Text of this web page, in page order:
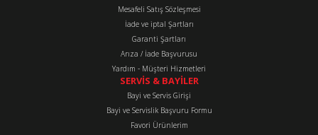
Ürün fiyatı diğer sitelerden daha pahalı.
Bu ürüne benzer farklı alternatifler olmalı.
Gönder
Mesafeli Satış Sözleşmesi
İade ve iptal Şartları
Garanti Şartları
Arıza / İade Başvurusu
Yardım - Müşteri Hizmetleri
SERVİS & BAYİLER
Bayi ve Servis Girişi
Bayi ve Servislik Başvuru Formu
Favori Ürünlerim